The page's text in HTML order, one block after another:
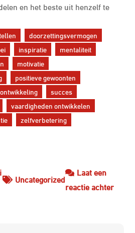
en het beste uit henzelf te
doorzettingsvermogen
inspiratie
mentaliteit
motivatie
positieve gewoonten
succes
vaardigheden ontwikkelen
zelfverbetering
Uncategorized
Laat een
reactie achterop